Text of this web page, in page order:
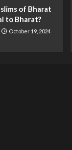
of Bharat
to Bharat?
October 19, 2024